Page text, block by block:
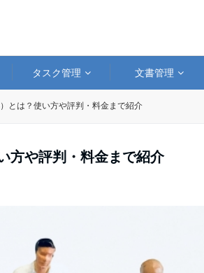
タスク管理 文書管理
とは？使い方や評判・料金まで紹介
方や評判・料金まで紹介